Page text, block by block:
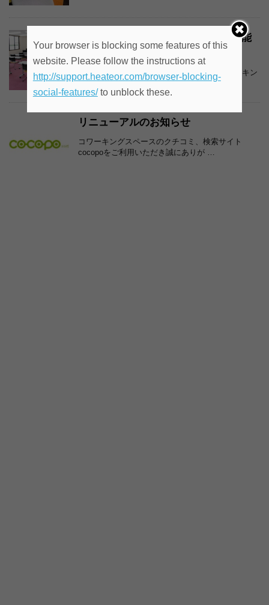
原宿・青山で土日にビジター利用可能
なコワーキングスペース
原宿・青山で土日にビジター利用可能なコワーキン
グスペース 本業のかたわら資格試験 …
リニューアルのお知らせ
コワーキングスペースのクチコミ、検索サイト
cocopoをご利用いただき誠にありが …
Your browser is blocking some features of this
website. Please follow the instructions at
http://support.heateor.com/browser-blocking-
social-features/to unblock these.